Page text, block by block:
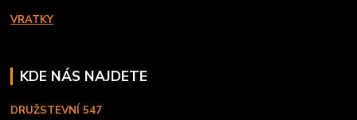
VRATKY
KDE NÁS NAJDETE
DRUŽSTEVNÍ 547